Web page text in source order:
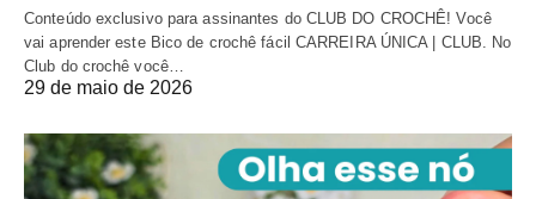
Conteúdo exclusivo para assinantes do CLUB DO CROCHÊ! Você
vai aprender este Bico de crochê fácil CARREIRA ÚNICA | CLUB. No
Club do crochê você…
29 de maio de 2026